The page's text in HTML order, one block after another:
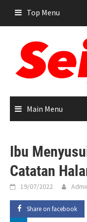
content
Top Menu
Main Menu
Ibu
Catatan
19/07/2022
Share on facebook